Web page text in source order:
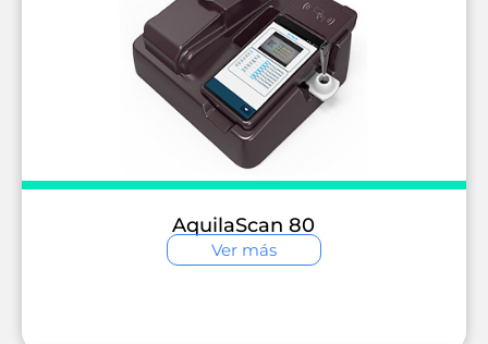
AquilaScan 80
Ver más